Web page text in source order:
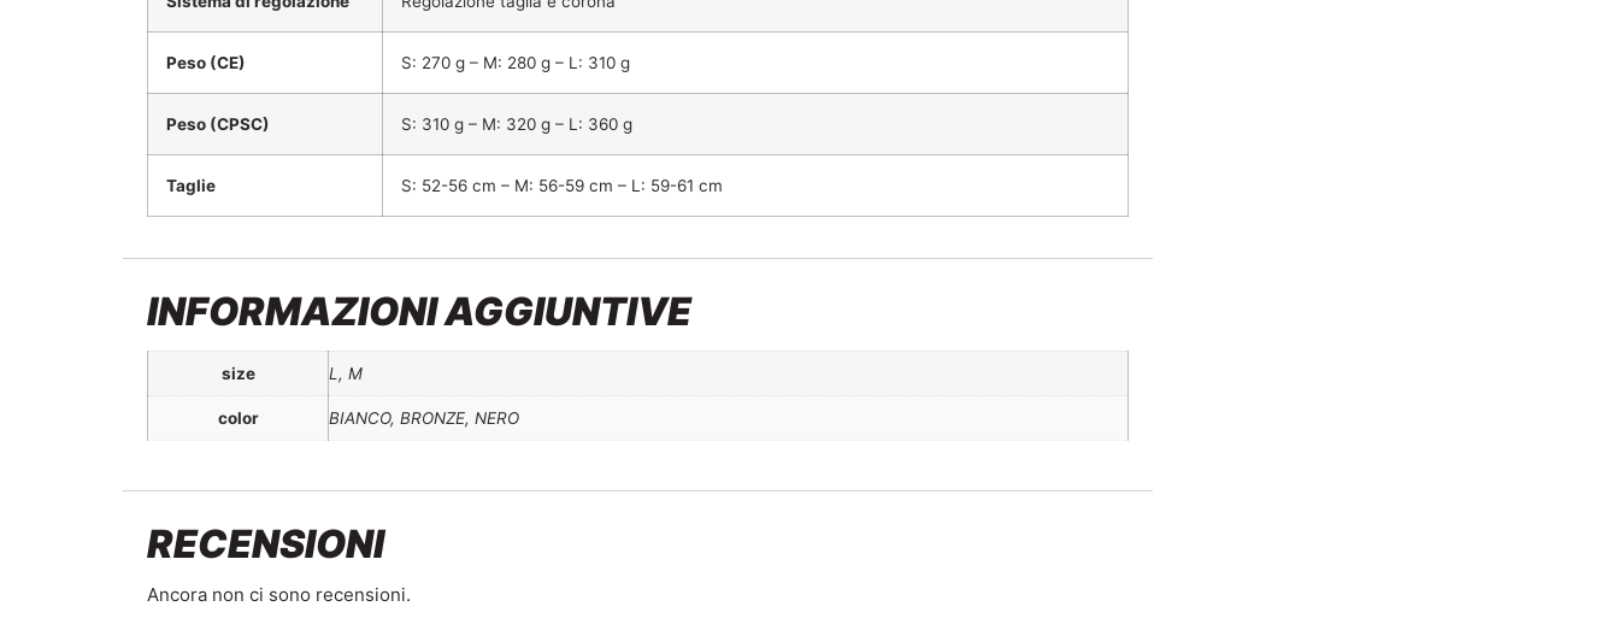
Peso (CE) S: 270 g – M: 280 g – L: 310 g
Peso (CPSC) S: 310 g – M: 320 g – L: 360 g
Taglie S: 52-56 cm – M: 56-59 cm – L: 59-61 cm
INFORMAZIONI AGGIUNTIVE
size L, M
color BIANCO, BRONZE, NERO
RECENSIONI
Ancora non ci sono recensioni.